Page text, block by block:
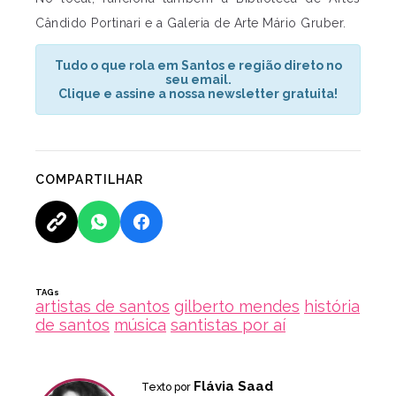
Cândido Portinari e a Galeria de Arte Mário Gruber.
Tudo o que rola em Santos e região direto no
seu email.
Clique e assine a nossa newsletter gratuita!
COMPARTILHAR
TAGs
artistas de santos gilberto mendes história
de santos música santistas por aí
Texto por Flávia Saad